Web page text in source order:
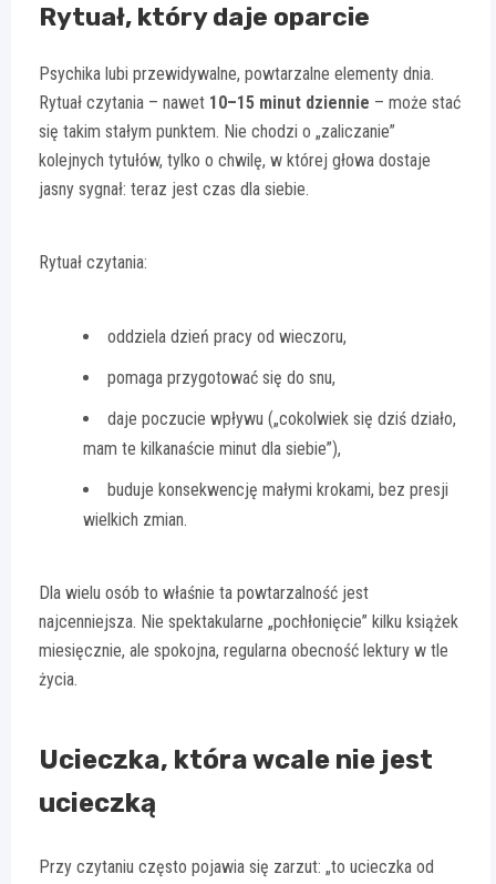
Rytuał, który daje oparcie
Psychika lubi przewidywalne, powtarzalne elementy dnia.
Rytuał czytania – nawet 10–15 minut dziennie – może stać
się takim stałym punktem. Nie chodzi o „zaliczanie”
kolejnych tytułów, tylko o chwilę, w której głowa dostaje
jasny sygnał: teraz jest czas dla siebie.
Rytuał czytania:
oddziela dzień pracy od wieczoru,
pomaga przygotować się do snu,
daje poczucie wpływu („cokolwiek się dziś działo,
mam te kilkanaście minut dla siebie”),
buduje konsekwencję małymi krokami, bez presji
wielkich zmian.
Dla wielu osób to właśnie ta powtarzalność jest
najcenniejsza. Nie spektakularne „pochłonięcie” kilku książek
miesięcznie, ale spokojna, regularna obecność lektury w tle
życia.
Ucieczka, która wcale nie jest
ucieczką
Przy czytaniu często pojawia się zarzut: „to ucieczka od